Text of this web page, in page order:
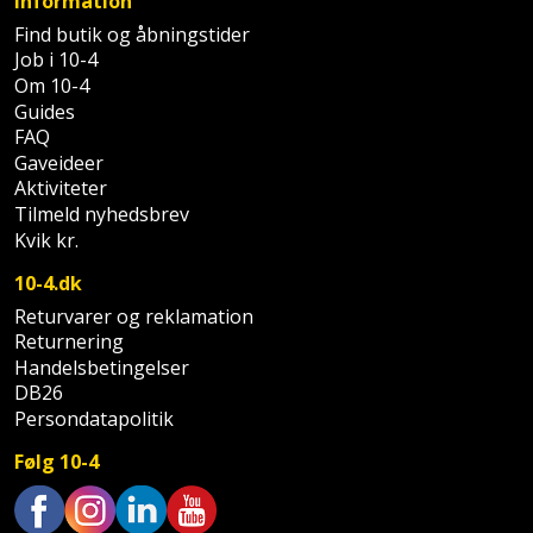
Sternbeklædning
Tag
og
tagplader
Terrassebrædder
Tråd
til
byggeri
Træ
Vinduer
Palleløfter
Polsøger
Profilsaks
Reb
og
snor
og
wipes
Sækkelukker
Saks
Industristøvsuger
Kantfræser
Kantlimer
Kantlimertilbehør
Kap-
og
geringssav
Kerneboremaskine
Klammepistol
Klippeværktøj
Kombokit
Højbede
Højtaler
Hylder
Jagt
og
fritid
Jul
Kaffe
Klæbesøm
Køkkenudstyr
Find butik og åbningstider
Job i 10-4
Om 10-4
Guides
FAQ
Gaveideer
Aktiviteter
Tilmeld nyhedsbrev
Kvik kr.
10-4.dk
Returvarer og reklamation
Returnering
Handelsbetingelser
DB26
Persondatapolitik
Følg 10-4